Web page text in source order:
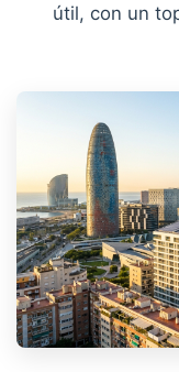
útil, con un